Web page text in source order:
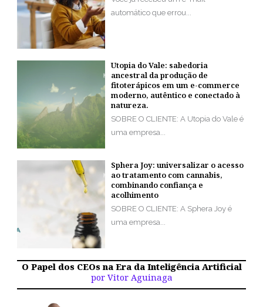
automático que errou...
Utopia do Vale: sabedoria
ancestral da produção de
fitoterápicos em um e-commerce
moderno, autêntico e conectado à
natureza.
SOBRE O CLIENTE: A Utopia do Vale é
uma empresa...
Sphera Joy: universalizar o acesso
ao tratamento com cannabis,
combinando confiança e
acolhimento
SOBRE O CLIENTE: A Sphera Joy é
uma empresa...
O Papel dos CEOs na Era da Inteligência Artificial
por Vitor Aguinaga